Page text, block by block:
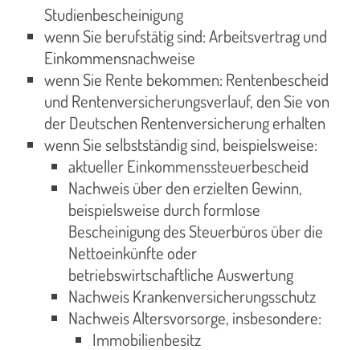
Studienbescheinigung
wenn Sie berufstätig sind: Arbeitsvertrag und
Einkommensnachweise
wenn Sie Rente bekommen: Rentenbescheid
und Rentenversicherungsverlauf, den Sie von
der Deutschen Rentenversicherung erhalten
wenn Sie selbstständig sind, beispielsweise:
aktueller Einkommenssteuerbescheid
Nachweis über den erzielten Gewinn,
beispielsweise durch formlose
Bescheinigung des Steuerbüros über die
Nettoeinkünfte oder
betriebswirtschaftliche Auswertung
Nachweis Krankenversicherungsschutz
Nachweis Altersvorsorge, insbesondere:
Immobilienbesitz